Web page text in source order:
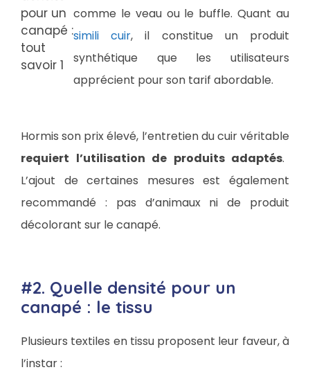
comme le veau ou le buffle. Quant au
simili cuir, il constitue un produit
synthétique que les utilisateurs
apprécient pour son tarif abordable.
Hormis son prix élevé, l’entretien du cuir véritable
requiert l’utilisation de produits adaptés.
L’ajout de certaines mesures est également
recommandé : pas d’animaux ni de produit
décolorant sur le canapé.
#2. Quelle densité pour un
canapé : le tissu
Plusieurs textiles en tissu proposent leur faveur, à
l’instar :